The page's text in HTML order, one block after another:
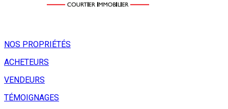
NOS PROPRIÉTÉS
ACHETEURS
VENDEURS
TÉMOIGNAGES